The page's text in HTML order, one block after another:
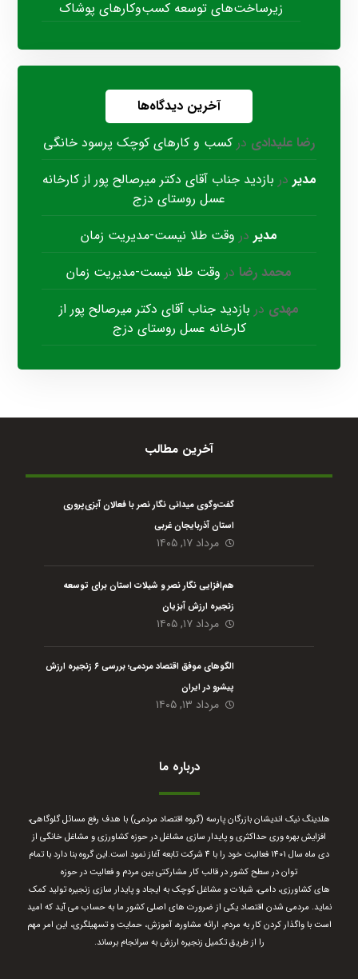
زیرساخت‌های توسعه کسب‌وکارهای پوشاک
آخرین دیدگاه‌ها
رضا علیدادی در کسب و کارهای کوچک پرسود خانگی
مدیر در بازدید جناب آقای دکتر میرصالح پور از کارخانه
عسل روستای دزج
مدیر در وقت طلا نیست-مدیریت زمان
محمد رضا در وقت طلا نیست-مدیریت زمان
مهدی در بازدید جناب آقای دکتر میرصالح پور از
کارخانه عسل روستای دزج
آخرین مطالب
گفت‌وگوی میدانی نگار نصر با فعالان آبزی‌پروری
استان آذربایجان غربی
مرداد ۱۷, ۱۴۰۵
هم‌افزایی نگار نصر و شیلات استان برای توسعه
زنجیره ارزش آبزیان
مرداد ۱۷, ۱۴۰۵
الگوهای موفق اقتصاد مردمی؛ بررسی ۶ زنجیره ارزش
پیشرو در ایران
مرداد ۱۳, ۱۴۰۵
درباره ما
هلدینگ نیک اندیشان بازرگان پارسه (گروه اقتصاد مردمی) با هدف رفع مسائل گلوگاهی،
افزایش بهره وری حداکثری و پایدار سازی مشاغل در حوزه کشاورزی و مشاغل خانگی از
دی ماه سال 1401 فعالیت خود را با 4 شرکت تابعه آغاز نمود است.
این گروه بنا دارد با تمام
توان در سطح کشور در قالب کار مشارکتی بین مردم و فعالیت در حوزه
های کشاورزی، دامی، شیلات و مشاغل کوچک به ایجاد و پایدار سازی زنجیره تولید کمک
نماید. مردمی شدن اقتصاد یکی از ضرورت های اصلی کشور ما به حساب می آید که امید
است با واگذار کردن کار به مردم، ارائه مشاوره، آموزش، حمایت و تسهیلگری، این امر مهم
را از طریق تکمیل زنجیره ارزش به سرانجام برساند.